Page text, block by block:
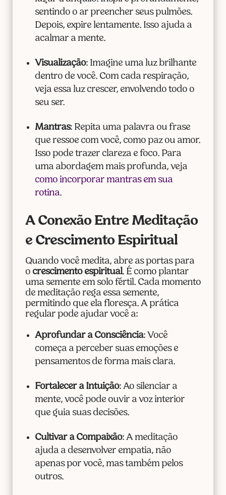
sentindo o ar preencher seus pulmões.
Depois, expire lentamente. Isso ajuda a
acalmar a mente.
Visualização: Imagine uma luz brilhante
dentro de você. Com cada respiração,
veja essa luz crescer, envolvendo todo o
seu ser.
Mantras: Repita uma palavra ou frase
que ressoe com você, como paz ou amor.
Isso pode trazer clareza e foco. Para
uma abordagem mais profunda, veja
como incorporar mantras em sua
rotina.
A Conexão Entre Meditação
e Crescimento Espiritual
Quando você medita, abre as portas para
o crescimento espiritual. É como plantar
uma semente em solo fértil. Cada momento
de meditação rega essa semente,
permitindo que ela floresça. A prática
regular pode ajudar você a:
Aprofundar a Consciência: Você
começa a perceber suas emoções e
pensamentos de forma mais clara.
Fortalecer a Intuição: Ao silenciar a
mente, você pode ouvir a voz interior
que guia suas decisões.
Cultivar a Compaixão: A meditação
ajuda a desenvolver empatia, não
apenas por você, mas também pelos
outros.